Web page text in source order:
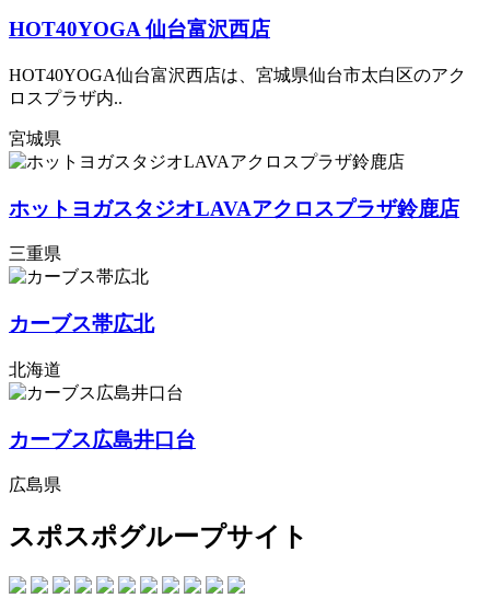
HOT40YOGA 仙台富沢西店
HOT40YOGA仙台富沢西店は、宮城県仙台市太白区のアク
ロスプラザ内..
宮城県
ホットヨガスタジオLAVAアクロスプラザ鈴鹿店
三重県
カーブス帯広北
北海道
カーブス広島井口台
広島県
スポスポグループサイト